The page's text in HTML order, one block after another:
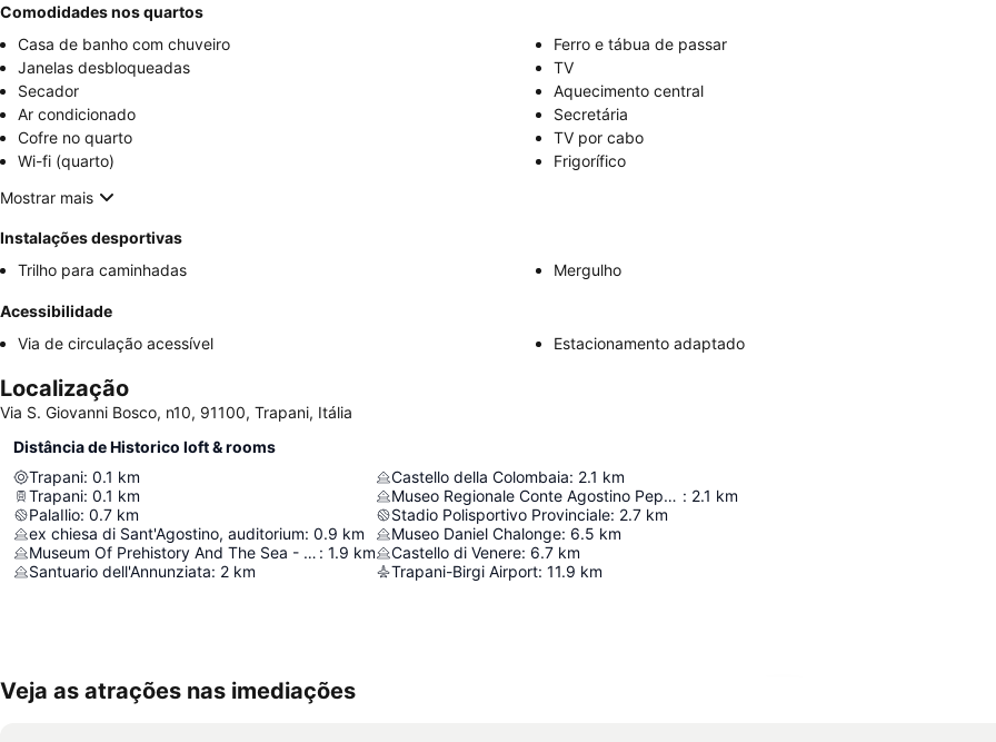
Comodidades nos quartos
Casa de banho com chuveiro
Ferro e tábua de passar
Janelas desbloqueadas
TV
Secador
Aquecimento central
Ar condicionado
Secretária
Cofre no quarto
TV por cabo
Wi-fi (quarto)
Frigorífico
Mostrar mais
Instalações desportivas
Trilho para caminhadas
Mergulho
Acessibilidade
Via de circulação acessível
Estacionamento adaptado
Localização
Via S. Giovanni Bosco, n10, 91100, Trapani, Itália
Distância de Historico loft & rooms
Trapani: 0.1 km
Trapani: 0.1 km
PalaIlio: 0.7 km
ex chiesa di Sant'Agostino, auditorium: 0.9 km
Museum Of Prehistory And The Sea - Tower Of Ligny : 1.9 km
Santuario dell'Annunziata: 2 km
Castello della Colombaia: 2.1 km
Museo Regionale Conte Agostino Pepoli Pepoli e Chiostro : 2.1 km
Stadio Polisportivo Provinciale: 2.7 km
Museo Daniel Chalonge: 6.5 km
Castello di Venere: 6.7 km
Trapani-Birgi Airport: 11.9 km
Veja as atrações nas imediações